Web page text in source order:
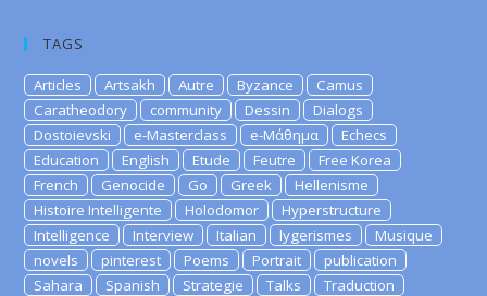
TAGS
Articles Artsakh Autre Byzance
Camus
Caratheodory
community Dessin
Dialogs
Dostoievski
e-Masterclass e-Μάθημα
Echecs
Education
English Etude Feutre
Free Korea
French
Genocide Go Greek
Hellenisme
Histoire Intelligente
Holodomor
Hyperstructure
Intelligence
Interview Italian lygerismes
Musique
novels
pinterest Poems Portrait
publication
Sahara
Spanish Strategie Talks
Traduction